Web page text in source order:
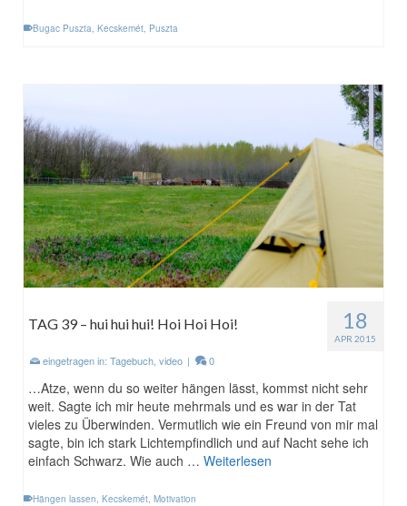
Bugac Puszta, Kecskemét, Puszta
18
APR 2015
TAG 39 – hui hui hui! Hoi Hoi Hoi!
eingetragen in: Tagebuch video | 0
…Atze, wenn du so weiter hängen lässt, kommst nicht sehr
weit. Sagte ich mir heute mehrmals und es war in der Tat
vieles zu Überwinden. Vermutlich wie ein Freund von mir mal
sagte, bin ich stark Lichtempfindlich und auf Nacht sehe ich
einfach Schwarz. Wie auch … Weiterlesen
Hängen lassen Kecskemét Motivation